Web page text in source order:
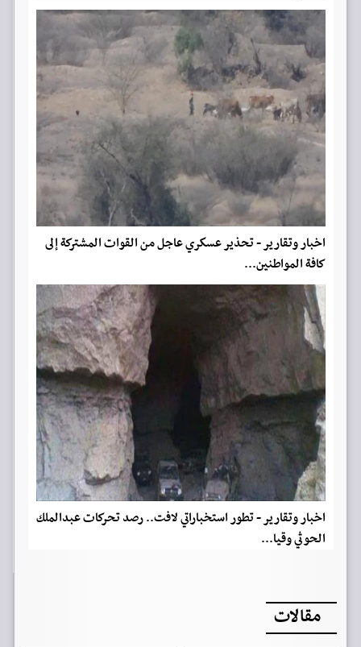
اخبار وتقارير - تحذير عسكري عاجل من القوات المشتركة إلى
كافة المواطنين...
اخبار وتقارير - تطور استخباراتي لافت.. رصد تحركات عبدالملك
الحوثي وقيا...
مقالات